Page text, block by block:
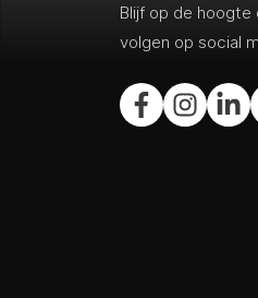
Blijf op de hoogte
volgen op social